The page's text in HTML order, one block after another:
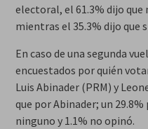
electoral, el 61.3% dijo que
mientras el 35.3% dijo que
En caso de una segunda
encuestados por quién
Luis Abinader (PRM) y
que por Abinader; un
ninguno y 1.1% no opinó.